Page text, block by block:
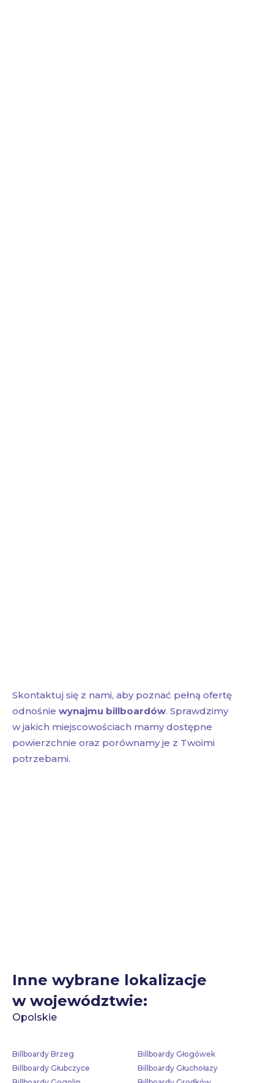
Skontaktuj się z nami, aby poznać pełną ofertę
odnośnie wynajmu billboardów. Sprawdzimy
w jakich miejscowościach mamy dostępne
powierzchnie oraz porównamy je z Twoimi
potrzebami.
Inne wybrane lokalizacje
w województwie:
Opolskie
Billboardy Brzeg
Billboardy Głogówek
Billboardy Głubczyce
Billboardy Głuchołazy